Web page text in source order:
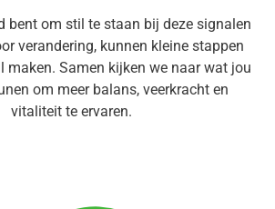
bent om stil te staan bij deze signalen
verandering, kunnen kleine stappen
maken. Samen kijken we naar wat jou
om meer balans, veerkracht en
vitaliteit te ervaren.